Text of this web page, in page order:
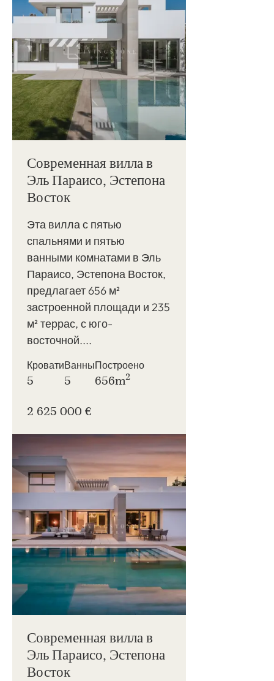
Современная вилла в
Эль Параисо, Эстепона
Восток
Эта вилла с пятью
спальнями и пятью
ванными комнатами в Эль
Параисо, Эстепона Восток,
предлагает 656 м²
застроенной площади и 235
м² террас, с юго-
восточной....
Кровати
5
Ванны
5
Построено
656m2
2 625 000 €
Современная вилла в
Эль Параисо, Эстепона
Восток